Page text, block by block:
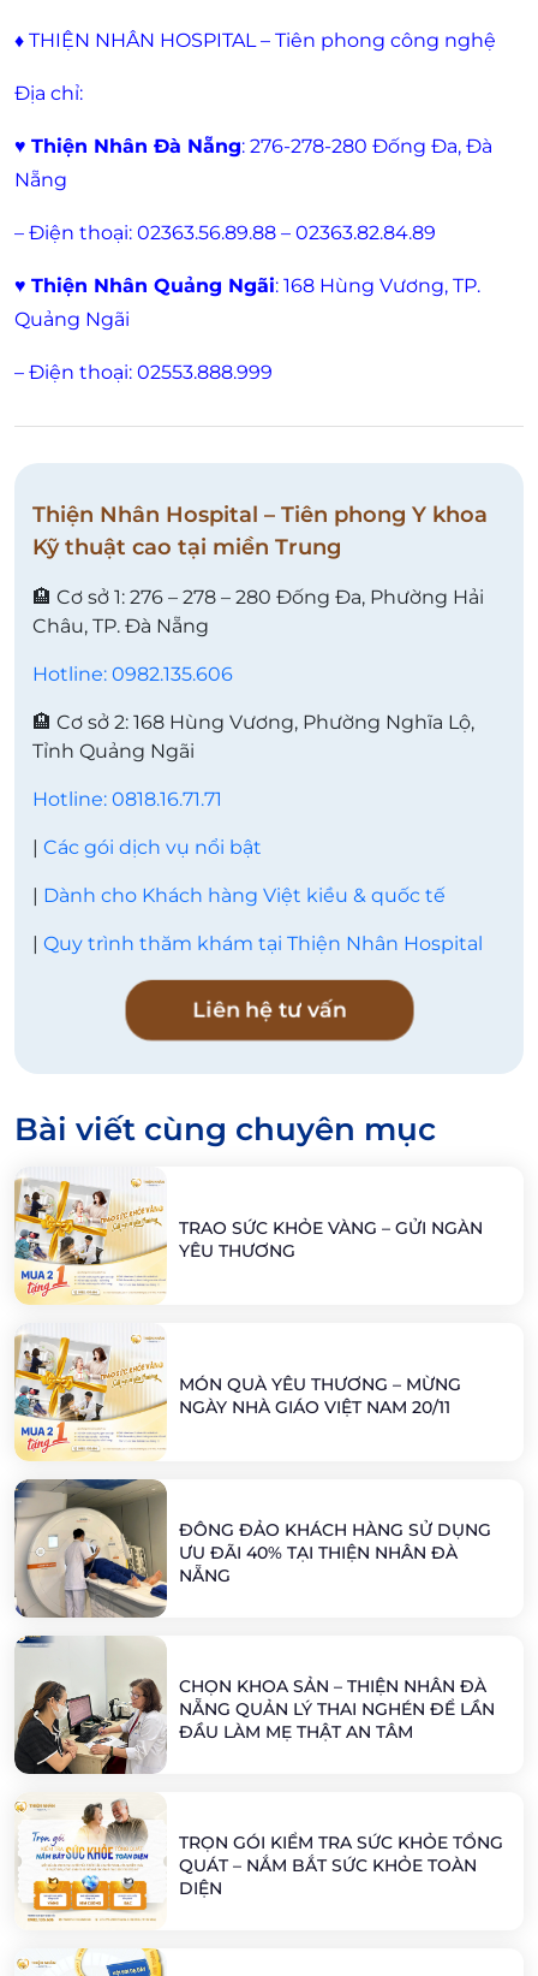
♦ THIỆN NHÂN HOSPITAL – Tiên phong công nghệ
Địa chỉ:
♥ Thiện Nhân Đà Nẵng: 276-278-280 Đống Đa, Đà
Nẵng
– Điện thoại: 02363.56.89.88 – 02363.82.84.89
♥ Thiện Nhân Quảng Ngãi: 168 Hùng Vương, TP.
Quảng Ngãi
– Điện thoại: 02553.888.999
Thiện Nhân Hospital – Tiên phong Y khoa
Kỹ thuật cao tại miền Trung
🏨 Cơ sở 1: 276 – 278 – 280 Đống Đa, Phường Hải
Châu, TP. Đà Nẵng
Hotline: 0982.135.606
🏨 Cơ sở 2: 168 Hùng Vương, Phường Nghĩa Lộ,
Tỉnh Quảng Ngãi
Hotline: 0818.16.71.71
| Các gói dịch vụ nổi bật
| Dành cho Khách hàng Việt kiều & quốc tế
| Quy trình thăm khám tại Thiện Nhân Hospital
Liên hệ tư vấn
Bài viết cùng chuyên mục
TRAO SỨC KHỎE VÀNG – GỬI NGÀN
YÊU THƯƠNG
MÓN QUÀ YÊU THƯƠNG – MỪNG
NGÀY NHÀ GIÁO VIỆT NAM 20/11
ĐÔNG ĐẢO KHÁCH HÀNG SỬ DỤNG
ƯU ĐÃI 40% TẠI THIỆN NHÂN ĐÀ
NẴNG
CHỌN KHOA SẢN – THIỆN NHÂN ĐÀ
NẴNG QUẢN LÝ THAI NGHÉN ĐỂ LẦN
ĐẦU LÀM MẸ THẬT AN TÂM
TRỌN GÓI KIỂM TRA SỨC KHỎE TỔNG
QUÁT – NẮM BẮT SỨC KHỎE TOÀN
DIỆN